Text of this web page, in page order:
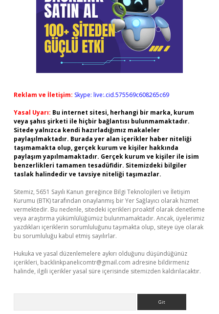
Reklam ve İletişim: Skype: live:.cid.575569c608265c69
Yasal Uyarı: Bu internet sitesi, herhangi bir marka, kurum
veya şahıs şirketi ile hiçbir bağlantısı bulunmamaktadır.
Sitede yalnızca kendi hazırladığımız makaleler
paylaşılmaktadır. Burada yer alan içerikler haber niteliği
taşımamakta olup, gerçek kurum ve kişiler hakkında
paylaşım yapılmamaktadır. Gerçek kurum ve kişiler ile isim
benzerlikleri tamamen tesadüfidir. Sitemizdeki bilgiler
taslak halindedir ve tavsiye niteliği taşımazlar.
Sitemiz, 5651 Sayılı Kanun gereğince Bilgi Teknolojileri ve İletişim
Kurumu (BTK) tarafından onaylanmış bir Yer Sağlayıcı olarak hizmet
vermektedir. Bu nedenle, sitedeki içerikleri proaktif olarak denetleme
veya araştırma yükümlülüğümüz bulunmamaktadır. Ancak, üyelerimiz
yazdıkları içeriklerin sorumluluğunu taşımakta olup, siteye üye olarak
bu sorumluluğu kabul etmiş sayılırlar.
Hukuka ve yasal düzenlemelere aykırı olduğunu düşündüğünüz
içerikleri, backlinkpanelicomtr@gmail.com adresine bildirmeniz
halinde, ilgili içerikler yasal süre içerisinde sitemizden kaldırılacaktır.